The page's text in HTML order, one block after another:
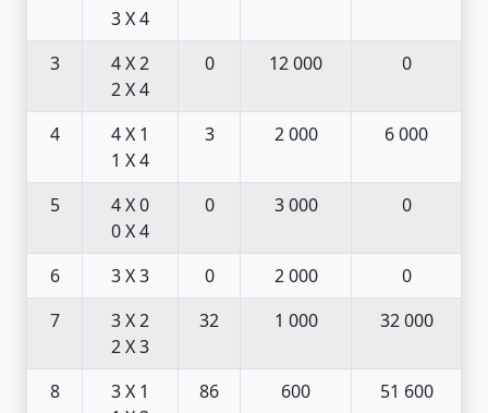
3 X 4
3
4 X 2
2 X 4
0 12 000 0
4
4 X 1
1 X 4
3 2 000 6 000
5
4 X 0
0 X 4
0 3 000 0
6 3 X 3 0 2 000
0
7
3 X 2
2 X 3
32 1 000 32 000
8
3 X 1
86 600 51 600